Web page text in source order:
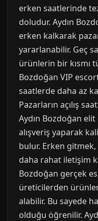
erken saatlerinde
doludur. Aydın
erken kalkarak
yararlanabilir. Geç
ürünlerin bir kısmı
Bozdoğan VIP
saatlerde daha az
Pazarların açılış
Aydın Bozdoğan
alışveriş yaparak
bulur. Erken
daha rahat iletişim
Bozdoğan gerçek
üreticilerden
alabilir. Bu sayede
olduğu öğrenilir.